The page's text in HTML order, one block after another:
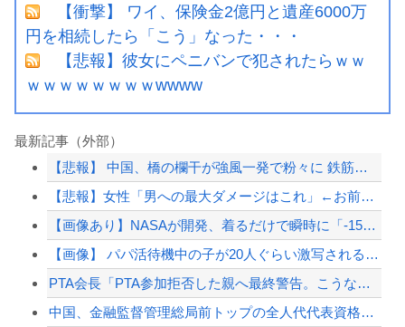
【衝撃】 ワイ、保険金2億円と遺産6000万
円を相続したら「こう」なった・・・
【悲報】彼女にペニバンで犯されたらｗｗ
ｗｗｗｗｗｗｗｗwwww
最新記事（外部）
【悲報】 中国、橋の欄干が強風一発で粉々に 鉄筋ゼロ 当局「接着剤でくっつけただ...
【悲報】女性「男への最大ダメージはこれ」←お前ら耐えられる？
【画像あり】NASAが開発、着るだけで瞬時に「-15℃冷却」する冷感ポンチョ3,...
【画像】 パパ活待機中の子が20人ぐらい激写されるｗｗｗｗｗｗｗｗｗｗｗ
PTA会長「PTA参加拒否した親へ最終警告。こうなってもいい？」
中国、金融監督管理総局前トップの全人代代表資格を剥奪…重大な規律違反で！